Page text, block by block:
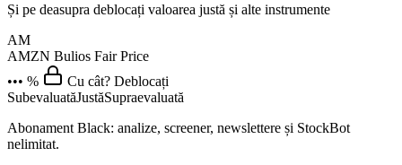
Și pe deasupra deblocați valoarea justă și alte instrumente
AM
AMZN Bulios Fair Price
••• %
Cu cât? Deblocați
SubevaluatăJustăSupraevaluată
Abonament Black: analize, screener, newslettere și StockBot
nelimitat.